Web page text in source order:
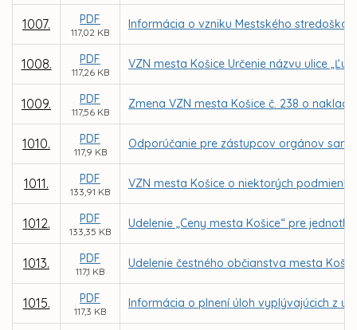
1007. PDF
117,02 KB
Informácia o vzniku Mestského
1008. PDF
117,26 KB
VZN mesta Košice Určenie názvu ulice
1009. PDF
117,56 KB
Zmena VZN mesta Košice č. 238 o
1010. PDF
117,9 KB
Odporúčanie pre zástupcov orgánov
1011. PDF
133,91 KB
VZN mesta Košice o niektorých
1012. PDF
133,35 KB
Udelenie „Ceny mesta Košice“ pre
1013. PDF
117,1 KB
Udelenie čestného občianstva mesta
1015. PDF
117,3 KB
Informácia o plnení úloh vyplývajúcich z